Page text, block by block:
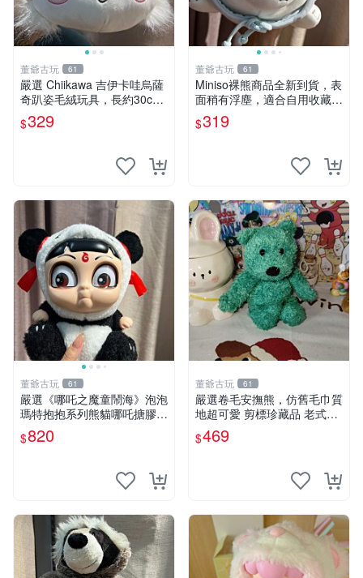
董爺古玩 61
嚴選 Chiikawa 吉伊卡哇烏薩
奇趴姿毛絨玩具，長約30c
m，質地超軟適合收藏 烏薩
奇 Chiikawa 毛絨 超軟
$329
董爺古玩 61
Miniso裸熊商品全新到貨，表
面稍有浮塵，適合自用收藏嚴
選款。 裸熊 商品 裸熊玩偶
$319
董爺古玩 61
嚴選《哪吒之魔童鬧海》泡泡
瑪特抱抱系列熊貓哪吒搪膠臉
毛絨， STATE：如圖顯示 哪
吒 毛絨公仔 泡泡瑪特
$820
董爺古玩 61
嚴選卷毛安撫熊，仿舊毛巾質
地超可愛 剪標珍藏品 老式毛
巾質地 安撫熊 款式
$469